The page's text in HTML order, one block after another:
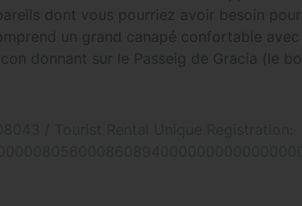
dont vous pourriez avoir besoin
un grand canapé confortable
donnant sur le Passeig de Gracia (le
et les dîners de famille.